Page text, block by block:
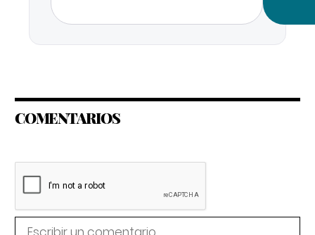
COMENTARIOS